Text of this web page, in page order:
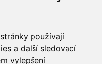
používají
a další sledovací
vylepšení